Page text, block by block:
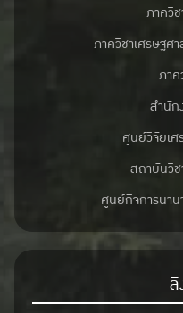
ภาควิ
ภาควิชาเศรษฐศ
ภา
สำนัก
ศูนย์วิจัยเ
สถาบันวิ
ศูนย์กิจการนา